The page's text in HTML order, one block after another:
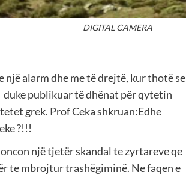
DIGITAL CAMERA
një alarm dhe me të drejtë, kur thotë se
publikuar të dhënat për qytetin
grek. Prof Ceka shkruan:Edhe
?!!!
një tjetër skandal te zyrtareve qe
te mbrojtur trashëgiminë. Ne faqen e